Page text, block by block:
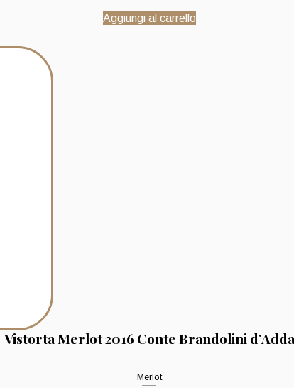
Aggiungi al carrello
Vistorta Merlot 2016 Conte Brandolini d’Adda
Merlot